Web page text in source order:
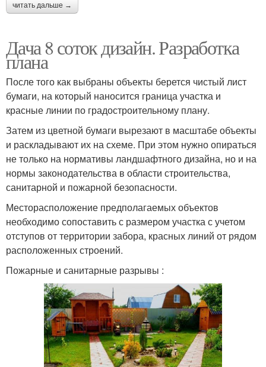
читать дальше →
Дача 8 соток дизайн. Разработка
плана
После того как выбраны объекты берется чистый лист
бумаги, на который наносится граница участка и
красные линии по градостроительному плану.
Затем из цветной бумаги вырезают в масштабе объекты
и раскладывают их на схеме. При этом нужно опираться
не только на нормативы ландшафтного дизайна, но и на
нормы законодательства в области строительства,
санитарной и пожарной безопасности.
Месторасположение предполагаемых объектов
необходимо сопоставить с размером участка с учетом
отступов от территории забора, красных линий от рядом
расположенных строений.
Пожарные и санитарные разрывы :